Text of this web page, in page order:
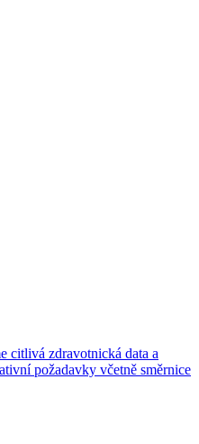
citlivá zdravotnická data a
požadavky včetně směrnice